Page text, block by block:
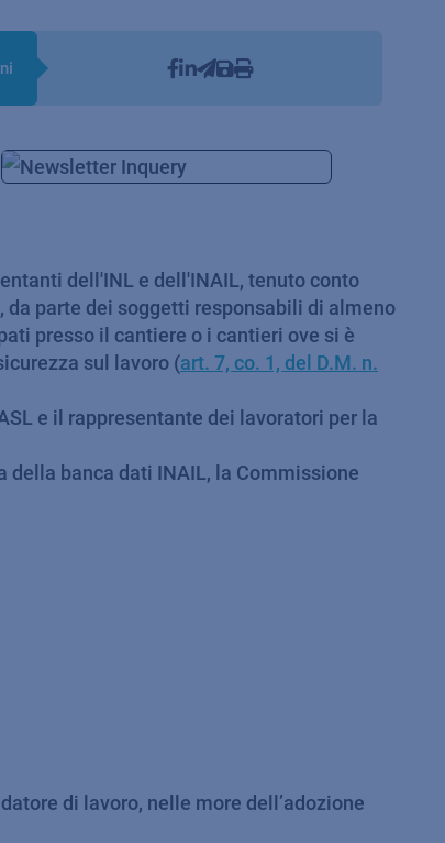
dell'INL e dell'INAIL, tenuto conto
parte dei soggetti responsabili di almeno
presso il cantiere o i cantieri ove si è
sul lavoro (art. 7, co. 1, del D.M. n.
e il rappresentante dei lavoratori per la
della banca dati INAIL, la Commissione
di lavoro, nelle more dell’adozione